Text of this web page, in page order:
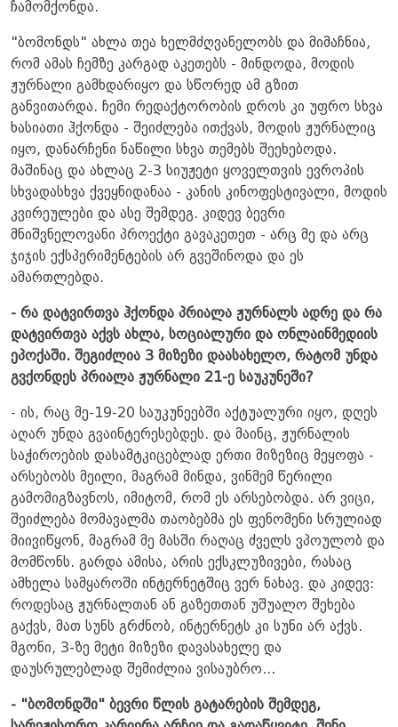
ჩამომქონდა.
"ბომონდს" ახლა თეა ხელმძღვანელობს და მიმაჩნია,
რომ ამას ჩემზე კარგად აკეთებს - მინდოდა, მოდის
ჟურნალი გამხდარიყო და სწორედ ამ გზით
განვითარდა. ჩემი რედაქტორობის დროს კი უფრო სხვა
ხასიათი ჰქონდა - შეიძლება ითქვას, მოდის ჟურნალიც
იყო, დანარჩენი ნაწილი სხვა თემებს შეეხებოდა.
მაშინაც და ახლაც 2-3 სიუჟეტი ყოველთვის ევროპის
სხვადასხვა ქვეყნიდანაა - კანის კინოფესტივალი, მოდის
კვირეულები და ასე შემდეგ. კიდევ ბევრი
მნიშვნელოვანი პროექტი გავაკეთეთ - არც მე და არც
ჯიჯის ექსპერიმენტების არ გვეშინოდა და ეს
ამართლებდა.
- რა დატვირთვა ჰქონდა პრიალა ჟურნალს ადრე და რა
დატვირთვა აქვს ახლა, სოციალური და ონლაინმედიის
ეპოქაში. შეგიძლია 3 მიზეზი დაასახელო, რატომ უნდა
გვქონდეს პრიალა ჟურნალი 21-ე საუკუნეში?
- ის, რაც მე-19-20 საუკუნეებში აქტუალური იყო, დღეს
აღარ უნდა გვაინტერესებდეს. და მაინც, ჟურნალის
საჭიროების დასამტკიცებლად ერთი მიზეზიც მეყოფა -
არსებობს მეილი, მაგრამ მინდა, ვინმემ წერილი
გამომიგზავნოს, იმიტომ, რომ ეს არსებობდა. არ ვიცი,
შეიძლება მომავალმა თაობებმა ეს ფენომენი სრულიად
მიივიწყონ, მაგრამ მე მასში რაღაც ძველს ვპოულობ და
მომწონს. გარდა ამისა, არის ექსკლუზივები, რასაც
ამხელა სამყაროში ინტერნეტშიც ვერ ნახავ. და კიდევ:
როდესაც ჟურნალთან ან გაზეთთან უშუალო შეხება
გაქვს, მათ სუნს გრძნობ, ინტერნეტს კი სუნი არ აქვს.
მგონი, 3-ზე მეტი მიზეზი დავასახელე და
დაუსრულებლად შემიძლია ვისაუბრო...
- "ბომონდში" ბევრი წლის გატარების შემდეგ,